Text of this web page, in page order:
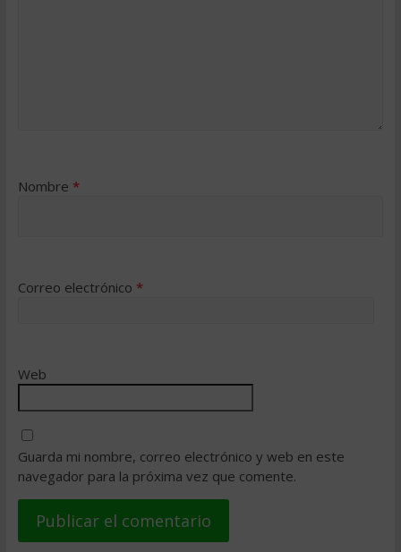
Nombre *
Correo electrónico *
Web
Guarda mi nombre, correo electrónico y web en este
navegador para la próxima vez que comente.